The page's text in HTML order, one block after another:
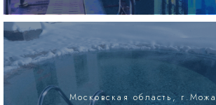
Московская область,